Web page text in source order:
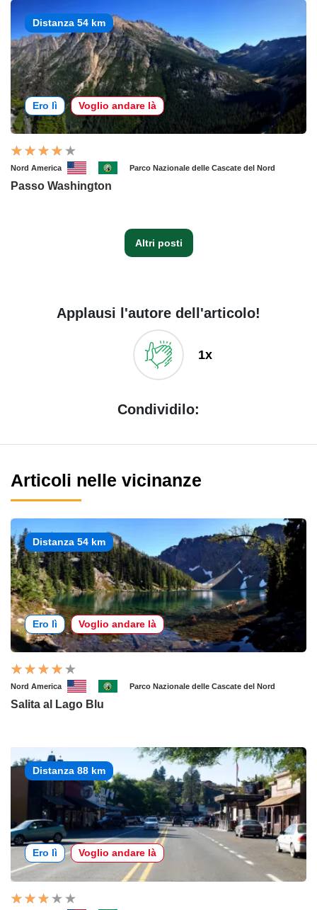
Distanza 54 km
Ero lì Voglio andare là
Nord America Parco Nazionale delle Cascate del Nord
Passo Washington
Altri posti
Applausi l'autore dell'articolo!
1x
Condividilo:
Articoli nelle vicinanze
Distanza 54 km
Ero lì Voglio andare là
Nord America Parco Nazionale delle Cascate del Nord
Salita al Lago Blu
Distanza 88 km
Ero lì Voglio andare là